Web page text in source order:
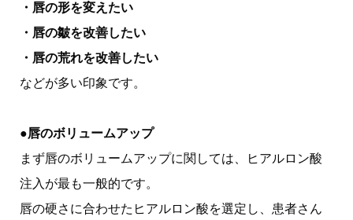
・唇の形を変えたい
・唇の皺を改善したい
・唇の荒れを改善したい
などが多い印象です。
●唇のボリュームアップ
まず唇のボリュームアップに関しては、ヒアルロン酸
注入が最も一般的です。
唇の硬さに合わせたヒアルロン酸を選定し、患者さん